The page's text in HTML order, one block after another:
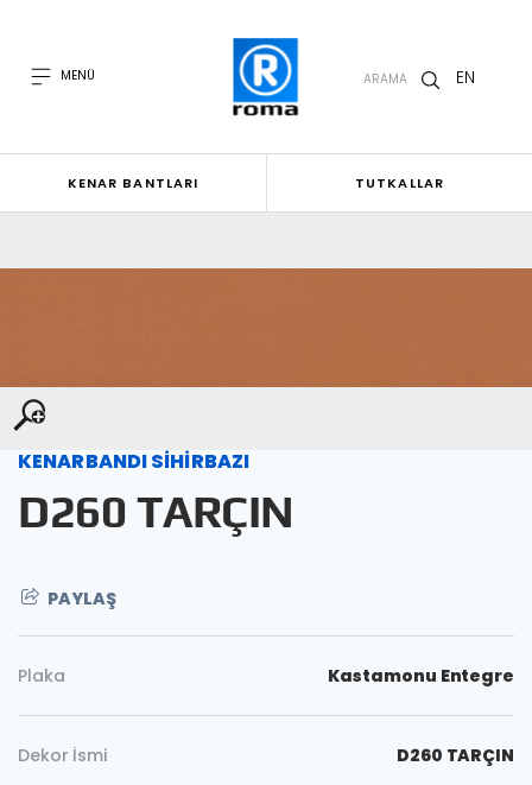
MENÜ ARAMA EN
KENAR BANTLARI TUTKALLAR
KENARBANDI SİHİRBAZI
D260 TARÇIN
PAYLAŞ
Plaka Kastamonu Entegre
Dekor İsmi D260 TARÇIN